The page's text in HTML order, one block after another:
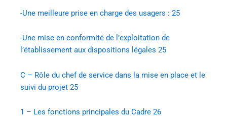
-Une meilleure prise en charge des usagers : 25
-Une mise en conformité de l’exploitation de
l’établissement aux dispositions légales 25
C – Rôle du chef de service dans la mise en place et le
suivi du projet 25
1 – Les fonctions principales du Cadre 26